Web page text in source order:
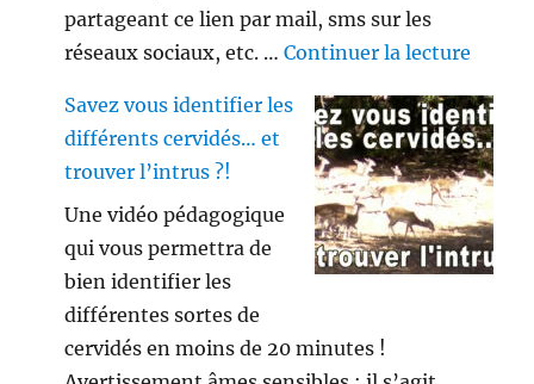
partageant ce lien par mail, sms sur les
réseaux sociaux, etc. …Continuer la lecture
Savez vous identifier les
différents cervidés… et
trouver l’intrus ?!
Une vidéo pédagogique
qui vous permettra de
bien identifier les
différentes sortes de
cervidés en moins de 20 minutes !